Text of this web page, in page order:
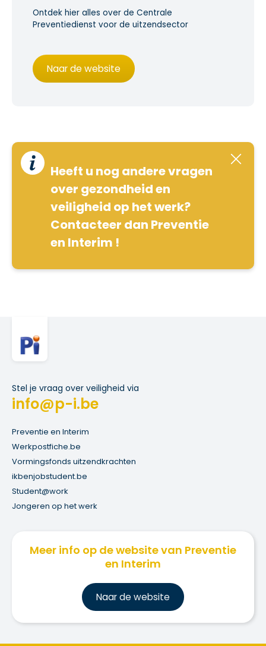
Ontdek hier alles over de Centrale
Preventiedienst voor de uitzendsector
Naar de website
Heeft u nog andere vragen
over gezondheid en
veiligheid op het werk?
Contacteer dan Preventie
en Interim !
Stel je vraag over veiligheid via
info@p-i.be
Preventie en Interim
Werkpostfiche.be
Vormingsfonds uitzendkrachten
ikbenjobstudent.be
Student@work
Jongeren op het werk
Meer info op de website van Preventie
en Interim
Naar de website